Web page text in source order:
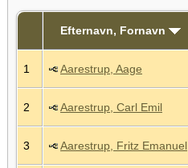
Efternavn, Fornavn
1 Aarestrup, Aage
2 Aarestrup, Carl Emil
3 Aarestrup, Fritz Emanuel